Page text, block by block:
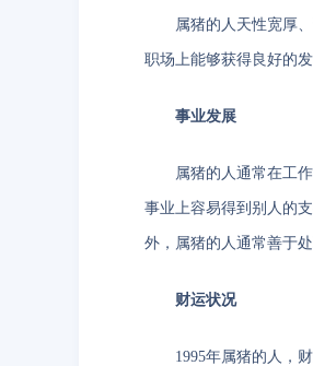
属猪的人天性宽厚
职场上能够获得良好的
事业发展
属猪的人通常在工
事业上容易得到别人的
外，属猪的人通常善于
财运状况
1995年属猪的人，